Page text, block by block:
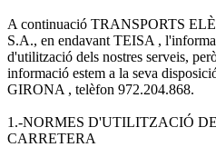
A continuació TRANSPORTS
S.A., en endavant TEISA ,
d'utilització dels nostres serveis,
informació estem a la seva
GIRONA , telèfon 972.204.868.
1.-NORMES D'UTILITZACIÓ
CARRETERA